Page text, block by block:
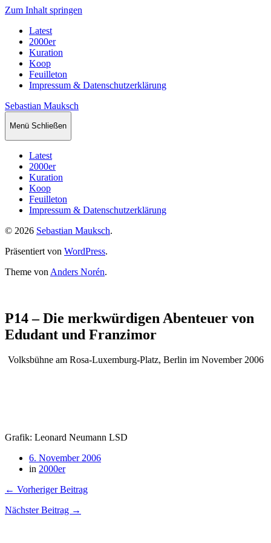
Zum Inhalt springen
Latest
2000er
Kuration
Koop
Feuilleton
Impressum & Datenschutzerklärung
Sebastian Mauksch
Menü Schließen
Latest
2000er
Kuration
Koop
Feuilleton
Impressum & Datenschutzerklärung
© 2026 Sebastian Mauksch.
Präsentiert von WordPress.
Theme von Anders Norén.
P14 – Die merkwürdigen Abenteuer von
Edudant und Franzimor
Volksbühne am Rosa-Luxemburg-Platz, Berlin im November 2006
Grafik: Leonard Neumann LSD
6. November 2006
in 2000er
← Vorheriger Beitrag
Nächster Beitrag →